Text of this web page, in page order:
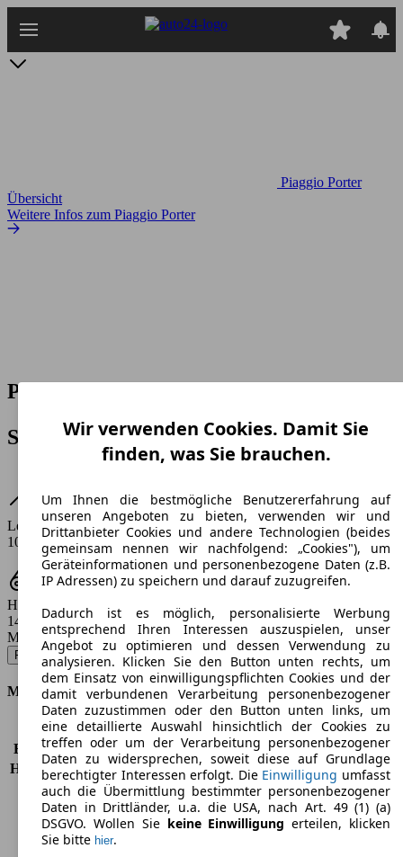
Hauptinhalt
Piaggio Porter
Übersicht
Weitere Infos zum Piaggio Porter
Piaggio Porter NP6 Bivalent
Seit 2021 • 410 Varianten verfügbar
Leistung
106 PS
Hubraum
1498 ccm
Modellbezeichnung:
Porter NP6 LR CNG Pro - 78 KW (106 PS) (Seit 2023/01)
Motor & Leistung
KW (PS)
78 kW (106 PS)
Beschleunigung (0-100 km/h) -
Höchstgeschwindigkeit (km/h) -
Anzahl der Gänge
5
Drehmoment
136 nm
Hubraum
1498 ccm
Kraftstoff
Wir verwenden Cookies. Damit Sie
finden, was Sie brauchen.
Um Ihnen die bestmögliche Benutzererfahrung auf
unseren Angeboten zu bieten, verwenden wir und
Drittanbieter Cookies und andere Technologien (beides
gemeinsam nennen wir nachfolgend: „Cookies"), um
Geräteinformationen und personenbezogene Daten (z.B.
IP Adressen) zu speichern und darauf zuzugreifen.
Dadurch ist es möglich, personalisierte Werbung
entsprechend Ihren Interessen auszuspielen, unser
Angebot zu optimieren und dessen Verwendung zu
analysieren. Klicken Sie den Button unten rechts, um
dem Einsatz von einwilligungspflichten Cookies und der
damit verbundenen Verarbeitung personenbezogener
Daten zuzustimmen oder den Button unten links, um
eine detaillierte Auswahl hinsichtlich der Cookies zu
treffen oder um der Verarbeitung personenbezogener
Daten zu widersprechen, soweit diese auf Grundlage
berechtigter Interessen erfolgt. Die Einwilligung umfasst
auch die Übermittlung bestimmter personenbezogener
Daten in Drittländer, u.a. die USA, nach Art. 49 (1) (a)
DSGVO. Wollen Sie keine Einwilligung erteilen, klicken
Sie bitte hier.